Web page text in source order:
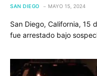
SAN DIEGO MAYO 15, 2024
San Diego, California, 15
fue arrestado bajo